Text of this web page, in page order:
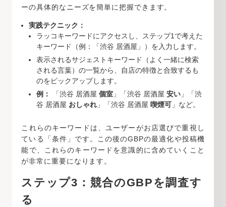
ーの具体的なニーズを簡単に把握できます。
実践テクニック：
ラッコキーワードにアクセスし、ステップ1で考えた
キーワード（例：「渋谷 居酒屋」）を入力します。
表示されるサジェストキーワード（よく一緒に検索
される言葉）の一覧から、自店の特徴と合致するも
のをピックアップします。
例：
「渋谷 居酒屋個室 」「渋谷 居酒屋安い 」「渋
谷 居酒屋 おしゃれ 」「渋谷 居酒屋 喫煙可 」など。
これらのキーワードは、ユーザーがお店選びで重視し
ている「条件」です。この後のGBPの最適化や投稿機
能で、これらのキーワードを意識的に含めていくこと
が非常に重要になります。
ステップ3：競合のGBPを調査す
る